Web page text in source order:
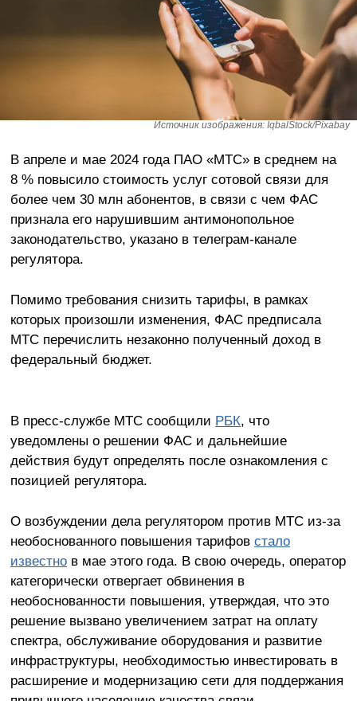
Источник изображения: IqbalStock/Pixabay
В апреле и мае 2024 года ПАО «МТС» в среднем на
8 % повысило стоимость услуг сотовой связи для
более чем 30 млн абонентов, в связи с чем ФАС
признала его нарушившим антимонопольное
законодательство, указано в телеграм-канале
регулятора.
Помимо требования снизить тарифы, в рамках
которых произошли изменения, ФАС предписала
МТС перечислить незаконно полученный доход в
федеральный бюджет.
В пресс-службе МТС сообщили РБК, что
уведомлены о решении ФАС и дальнейшие
действия будут определять после ознакомления с
позицией регулятора.
О возбуждении дела регулятором против МТС из-за
необоснованного повышения тарифов стало
известнов мае этого года. В свою очередь, оператор
категорически отвергает обвинения в
необоснованности повышения, утверждая, что это
решение вызвано увеличением затрат на оплату
спектра, обслуживание оборудования и развитие
инфраструктуры, необходимостью инвестировать в
расширение и модернизацию сети для поддержания